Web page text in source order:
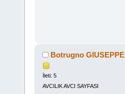
Botrugno GIUSEPPE
İleti: 5
AVCILIK AVCI SAYFASI